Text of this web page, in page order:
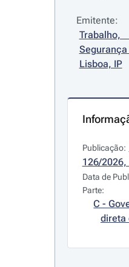
Emitente:
Lisboa, IP
Publicação:
126/2026,
Data de
Parte:
C -
direta